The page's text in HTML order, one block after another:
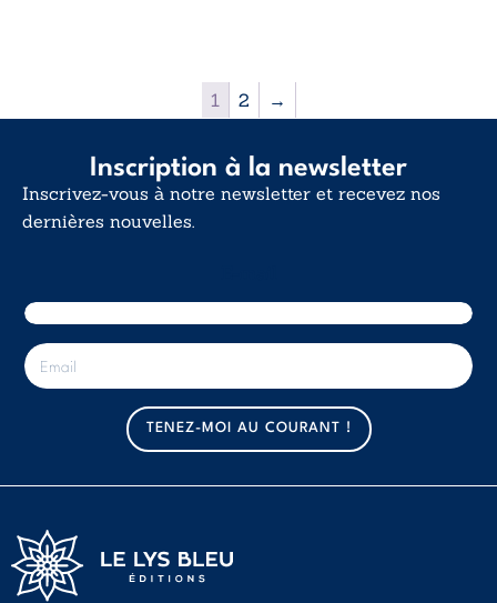
1 2 →
Inscription à la newsletter
Inscrivez-vous à notre newsletter et recevez nos
dernières nouvelles.
E
-
m
TENEZ-MOI AU COURANT !